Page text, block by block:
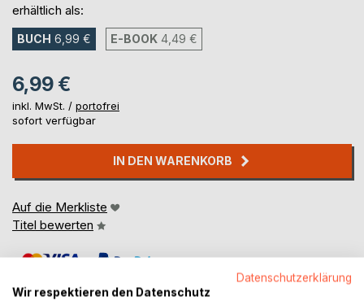
erhältlich als:
BUCH 6,99 € E-BOOK 4,49 €
6,99 €
inkl. MwSt. / portofrei
sofort verfügbar
IN DEN WARENKORB
Auf die Merkliste
Titel bewerten
Datenschutzerklärung
Wir respektieren den Datenschutz